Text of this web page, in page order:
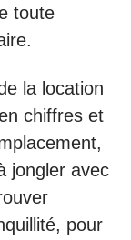
toute
la location
chiffres et
jongler avec
pour